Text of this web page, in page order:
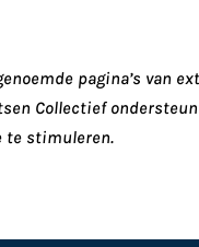
pagina’s van
Collectief
te stimuleren.